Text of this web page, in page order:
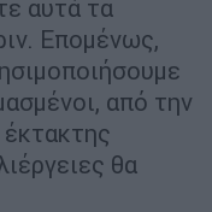
αυτά τα
Επομένως,
από την
θα